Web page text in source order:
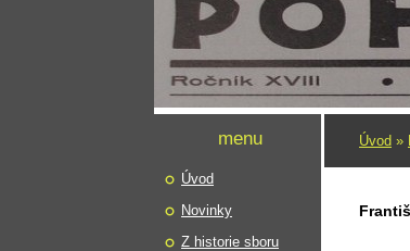
Úvod »
menu
Úvod
Novinky
Z historie sboru